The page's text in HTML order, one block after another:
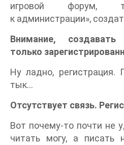
игровой форум,
к администрации»,
Внимание,
только
Ну ладно, регистрация.
тык…
Отсутствует связь.
Вот почему-то почти не
читать могу, а писать